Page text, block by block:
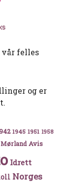
felles
og er
1945 1951 1958
Avis
Idrett
Norges